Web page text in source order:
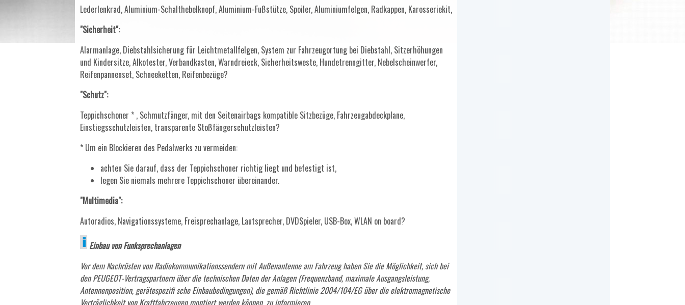
Lederlenkrad, Aluminium-Schalthebelknopf, Aluminium-Fußstütze, Spoiler, Aluminiumfelgen, Radkappen, Karosseriekit,
"Sicherheit":
Alarmanlage, Diebstahlsicherung für Leichtmetallfelgen, System zur Fahrzeugortung bei Diebstahl, Sitzerhöhungen
und Kindersitze, Alkotester, Verbandkasten, Warndreieck, Sicherheitsweste, Hundetrenngitter, Nebelscheinwerfer,
Reifenpannenset, Schneeketten, Reifenbezüge?
"Schutz":
Teppichschoner * , Schmutzfänger, mit den Seitenairbags kompatible Sitzbezüge, Fahrzeugabdeckplane,
Einstiegsschutzleisten, transparente Stoßfängerschutzleisten?
* Um ein Blockieren des Pedalwerks zu vermeiden:
achten Sie darauf, dass der Teppichschoner richtig liegt und befestigt ist,
legen Sie niemals mehrere Teppichschoner übereinander.
"Multimedia":
Autoradios, Navigationssysteme, Freisprechanlage, Lautsprecher, DVDSpieler, USB-Box, WLAN on board?
Einbau von Funksprechanlagen
Vor dem Nachrüsten von Radiokommunikationssendern mit Außenantenne am Fahrzeug haben Sie die Möglichkeit, sich bei
den PEUGEOT-Vertragspartnern über die technischen Daten der Anlagen (Frequenzband, maximale Ausgangsleistung,
Antennenposition, gerätespezifi sche Einbaubedingungen), die gemäß Richtlinie 2004/104/EG über die elektromagnetische
Verträglichkeit von Kraftfahrzeugen montiert werden können, zu informieren.